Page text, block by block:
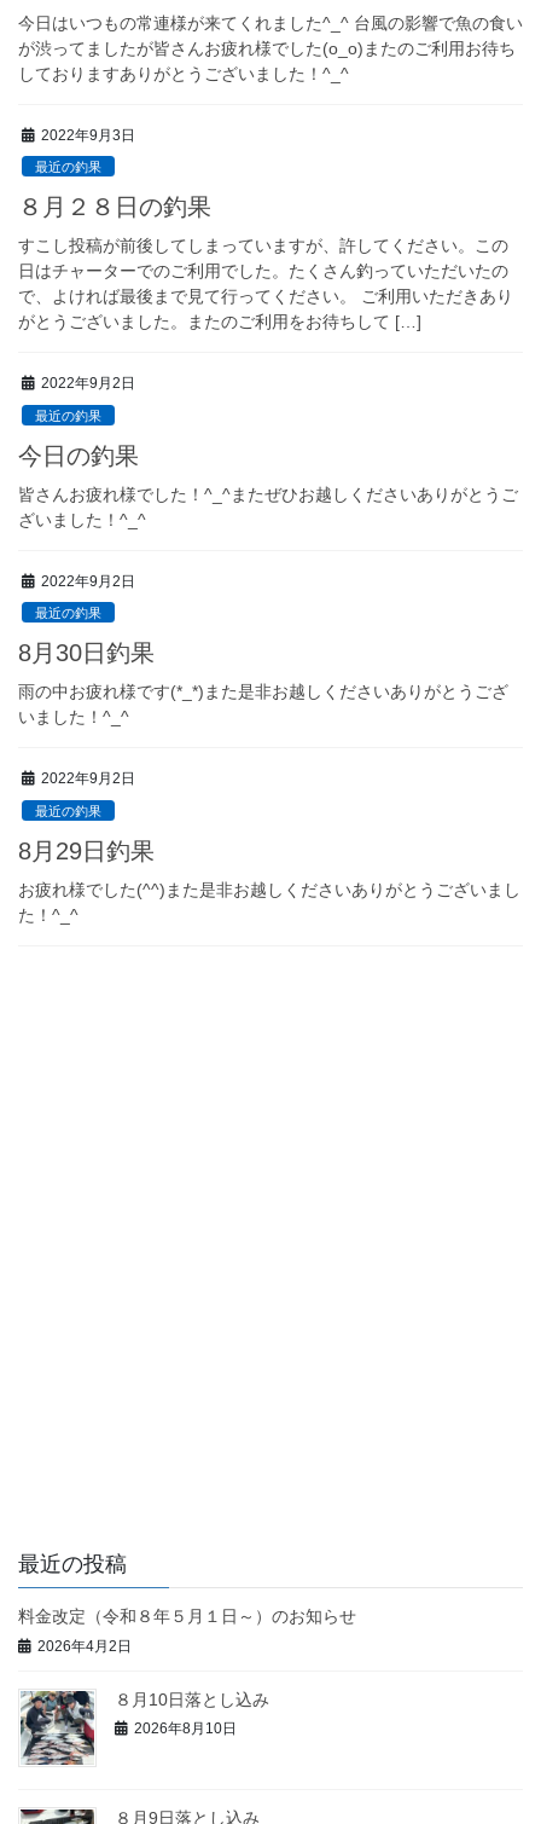
今日はいつもの常連様が来てくれました^_^ 台風の影響で魚の食い
が渋ってましたが皆さんお疲れ様でした(o_o)またのご利用お待ち
しておりますありがとうございました！^_^
2022年9月3日
最近の釣果
８月２８日の釣果
すこし投稿が前後してしまっていますが、許してください。この
日はチャーターでのご利用でした。たくさん釣っていただいたの
で、よければ最後まで見て行ってください。 ご利用いただきあり
がとうございました。またのご利用をお待ちして […]
2022年9月2日
最近の釣果
今日の釣果
皆さんお疲れ様でした！^_^またぜひお越しくださいありがとうご
ざいました！^_^
2022年9月2日
最近の釣果
8月30日釣果
雨の中お疲れ様です(*_*)また是非お越しくださいありがとうござ
いました！^_^
2022年9月2日
最近の釣果
8月29日釣果
お疲れ様でした(^^)また是非お越しくださいありがとうございまし
た！^_^
最近の投稿
料金改定（令和８年５月１日～）のお知らせ
2026年4月2日
８月10日落とし込み
2026年8月10日
８月9日落とし込み